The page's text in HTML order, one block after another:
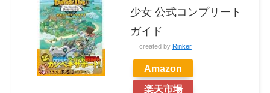
少女 公式コンプリート
ガイド
created by Rinker
Amazon
楽天市場